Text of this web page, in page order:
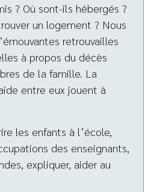
? Où sont-ils hébergés ?
un logement ? Nous
retrouvailles
à propos du décès
de la famille. La
entre eux jouent à
les enfants à l’école,
des enseignants,
expliquer, aider au